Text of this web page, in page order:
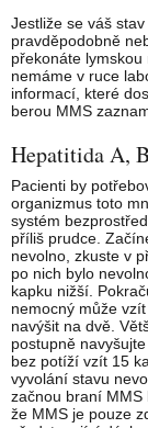
Jestliže se váš
pravděpodobně
překonáte
nemáme v ruce
informací, které
berou MMS
Hepatitida A,
Pacienti by
organizmus toto
systém
příliš prudce.
nevolno, zkuste v
po nich bylo
kapku nižší.
nemocný může
navýšit na dvě.
postupně
bez potíží vzít 15
vyvolání stavu
začnou braní MMS
že MMS je pouze